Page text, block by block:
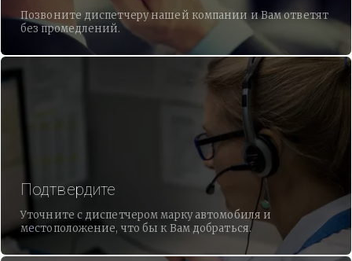
Позвоните диспетчеру нашей компании и Вам ответят
без промедлений.
Подтвердите
Уточните с диспетчером марку автомобиля и
местоположение, что бы к Вам добраться.